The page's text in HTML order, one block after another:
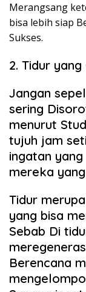
Merangsang
bisa lebih siap
Sukses.
2. Tidur yang
Jangan
sering
menurut
tujuh jam
ingatan
mereka
Tidur
yang bisa
Sebab Di
Berencana